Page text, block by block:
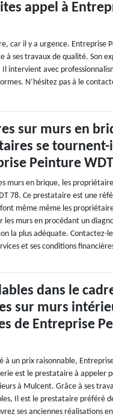
appel à
car il y a urgence. Entreprise
à ses travaux de qualité. Son
intervient avec
N’hésitez pas à le
sur murs en
se tournent-
Peinture
murs en brique, les
78. Ce prestataire est une
même même les
les murs en procédant un
la plus adéquate. Contactez-
et ses conditions
dans le
sur murs
de Entreprise
à un prix raisonnable,
est le prestataire à appeler
à Mulcent. Grâce à ses
Il est le prestataire préféré
ses anciennes réalisations